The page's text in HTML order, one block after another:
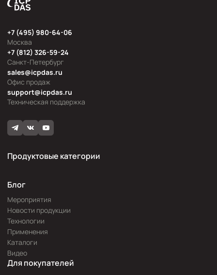
Москва
+7 (495) 980-64-06
Офис продаж
sales@icpdas.ru
Санкт-Петербург
+7 (812) 326-59-24
Техническая поддержка
support@icpdas.ru
Продуктовые категории
Блог
Мероприятия
Новости продукции
Технологии
Применения
Каталоги
Видео
Для покупателей